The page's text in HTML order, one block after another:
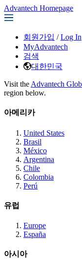
Advantech Homepage
회원가입 / Log In
MyAdvantech
검색
대한민국
Visit the Advantech
region below.
아메리카
United States
Brasil
México
Argentina
Chile
Colombia
Perú
유럽
Europe
España
아시아